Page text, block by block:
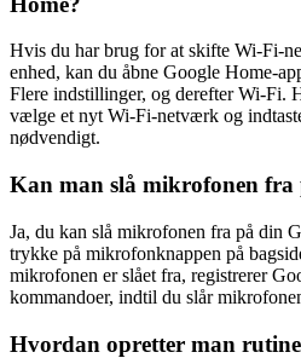
Hvis du har brug for at skifte Wi-Fi-
enhed, kan du åbne Google Home-
Flere indstillinger, og derefter Wi-Fi.
vælge et nyt Wi-Fi-netværk og
nødvendigt.
Kan man slå mikrofonen fra
Ja, du kan slå mikrofonen fra på din
trykke på mikrofonknappen på
mikrofonen er slået fra, registrerer
kommandoer, indtil du slår
Hvordan opretter man